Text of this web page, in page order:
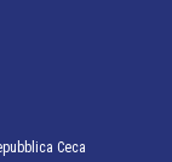
Ceca